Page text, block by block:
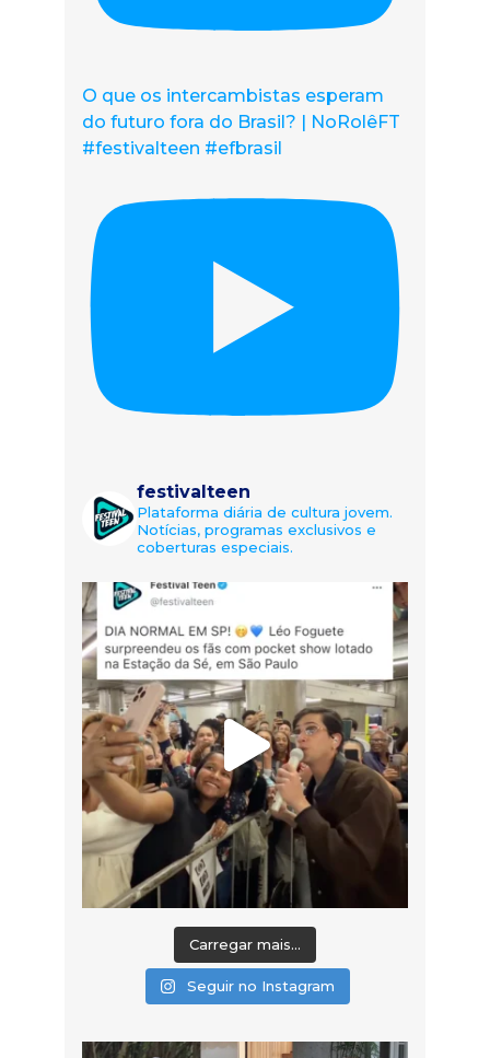
O que os intercambistas esperam
do futuro fora do Brasil? | NoRolêFT
#festivalteen #efbrasil
festivalteen
Plataforma diária de cultura jovem.
Notícias, programas exclusivos e
coberturas especiais.
Carregar mais...
Seguir no Instagram